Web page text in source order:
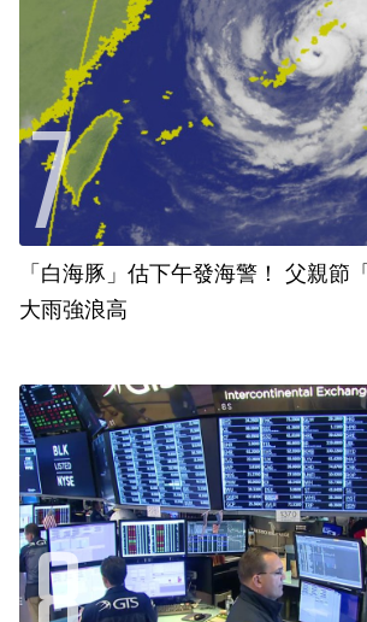
「白海豚」估下午發海警！ 父親節
大雨強浪高